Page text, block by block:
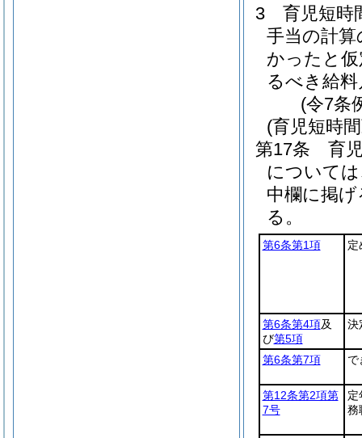
3
育児短時
手当の計
かったと
るべき給
(令7条
(育児短時
第17条
育
について
中欄に掲
る。
第6条第1項 定
第6条第4項及
び第5項
決
第6条第7項 で
第12条第2項第
7号
定
務